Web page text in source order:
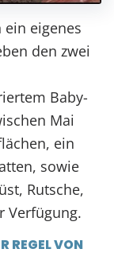
ein eigenes
den zwei
Baby-
Mai
ein
sowie
Rutsche,
Verfügung.
REGEL VON